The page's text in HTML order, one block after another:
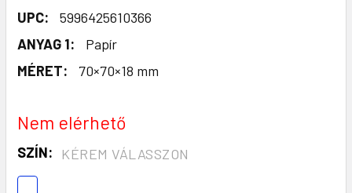
UPC:
5996425610366
ANYAG 1:
Papír
MÉRET:
70×70×18 mm
Nem elérhető
SZÍN: KÉREM VÁLASSZON